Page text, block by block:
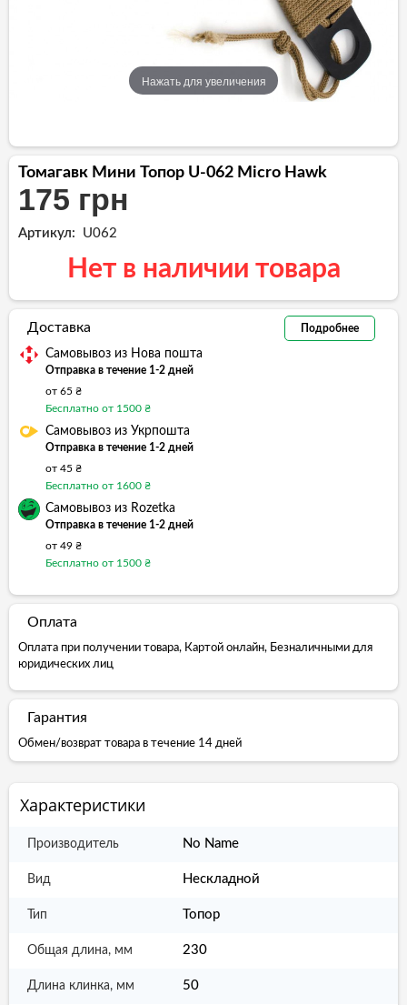
Нажать для увеличения
Томагавк Мини Топор U-062 Micro Hawk
175 грн
Артикул: U062
Нет в наличии товара
Доставка Подробнее
Самовывоз из Нова пошта
Отправка в течение 1-2 дней
от 65 ₴
Бесплатно от 1500 ₴
Самовывоз из Укрпошта
Отправка в течение 1-2 дней
от 45 ₴
Бесплатно от 1600 ₴
Самовывоз из Rozetka
Отправка в течение 1-2 дней
от 49 ₴
Бесплатно от 1500 ₴
Оплата
Оплата при получении товара, Картой онлайн, Безналичными для
юридических лиц
Гарантия
Обмен/возврат товара в течение 14 дней
Характеристики
Производитель No Name
Вид Нескладной
Тип Топор
Общая длина, мм 230
Длина клинка, мм 50